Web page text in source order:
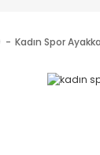
Kadın Spor